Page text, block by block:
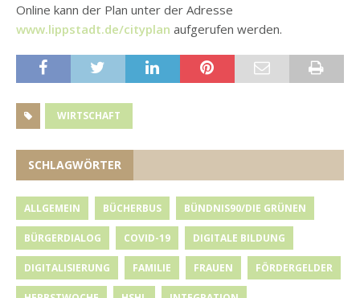
Online kann der Plan unter der Adresse
www.lippstadt.de/cityplan aufgerufen werden.
WIRTSCHAFT
SCHLAGWÖRTER
ALLGEMEIN BÜCHERBUS BÜNDNIS90/DIE GRÜNEN
BÜRGERDIALOG COVID-19 DIGITALE BILDUNG
DIGITALISIERUNG FAMILIE FRAUEN FÖRDERGELDER